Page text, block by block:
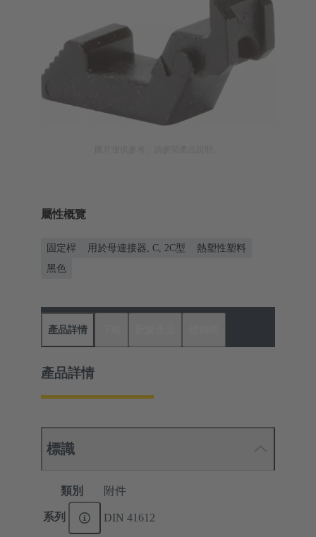
屬性概覽
固定桿 用於母連接器, C, 2C型
熱塑性塑料
黑色
產品詳情
產品詳情
標識
類別 附件
系列 DIN 41612